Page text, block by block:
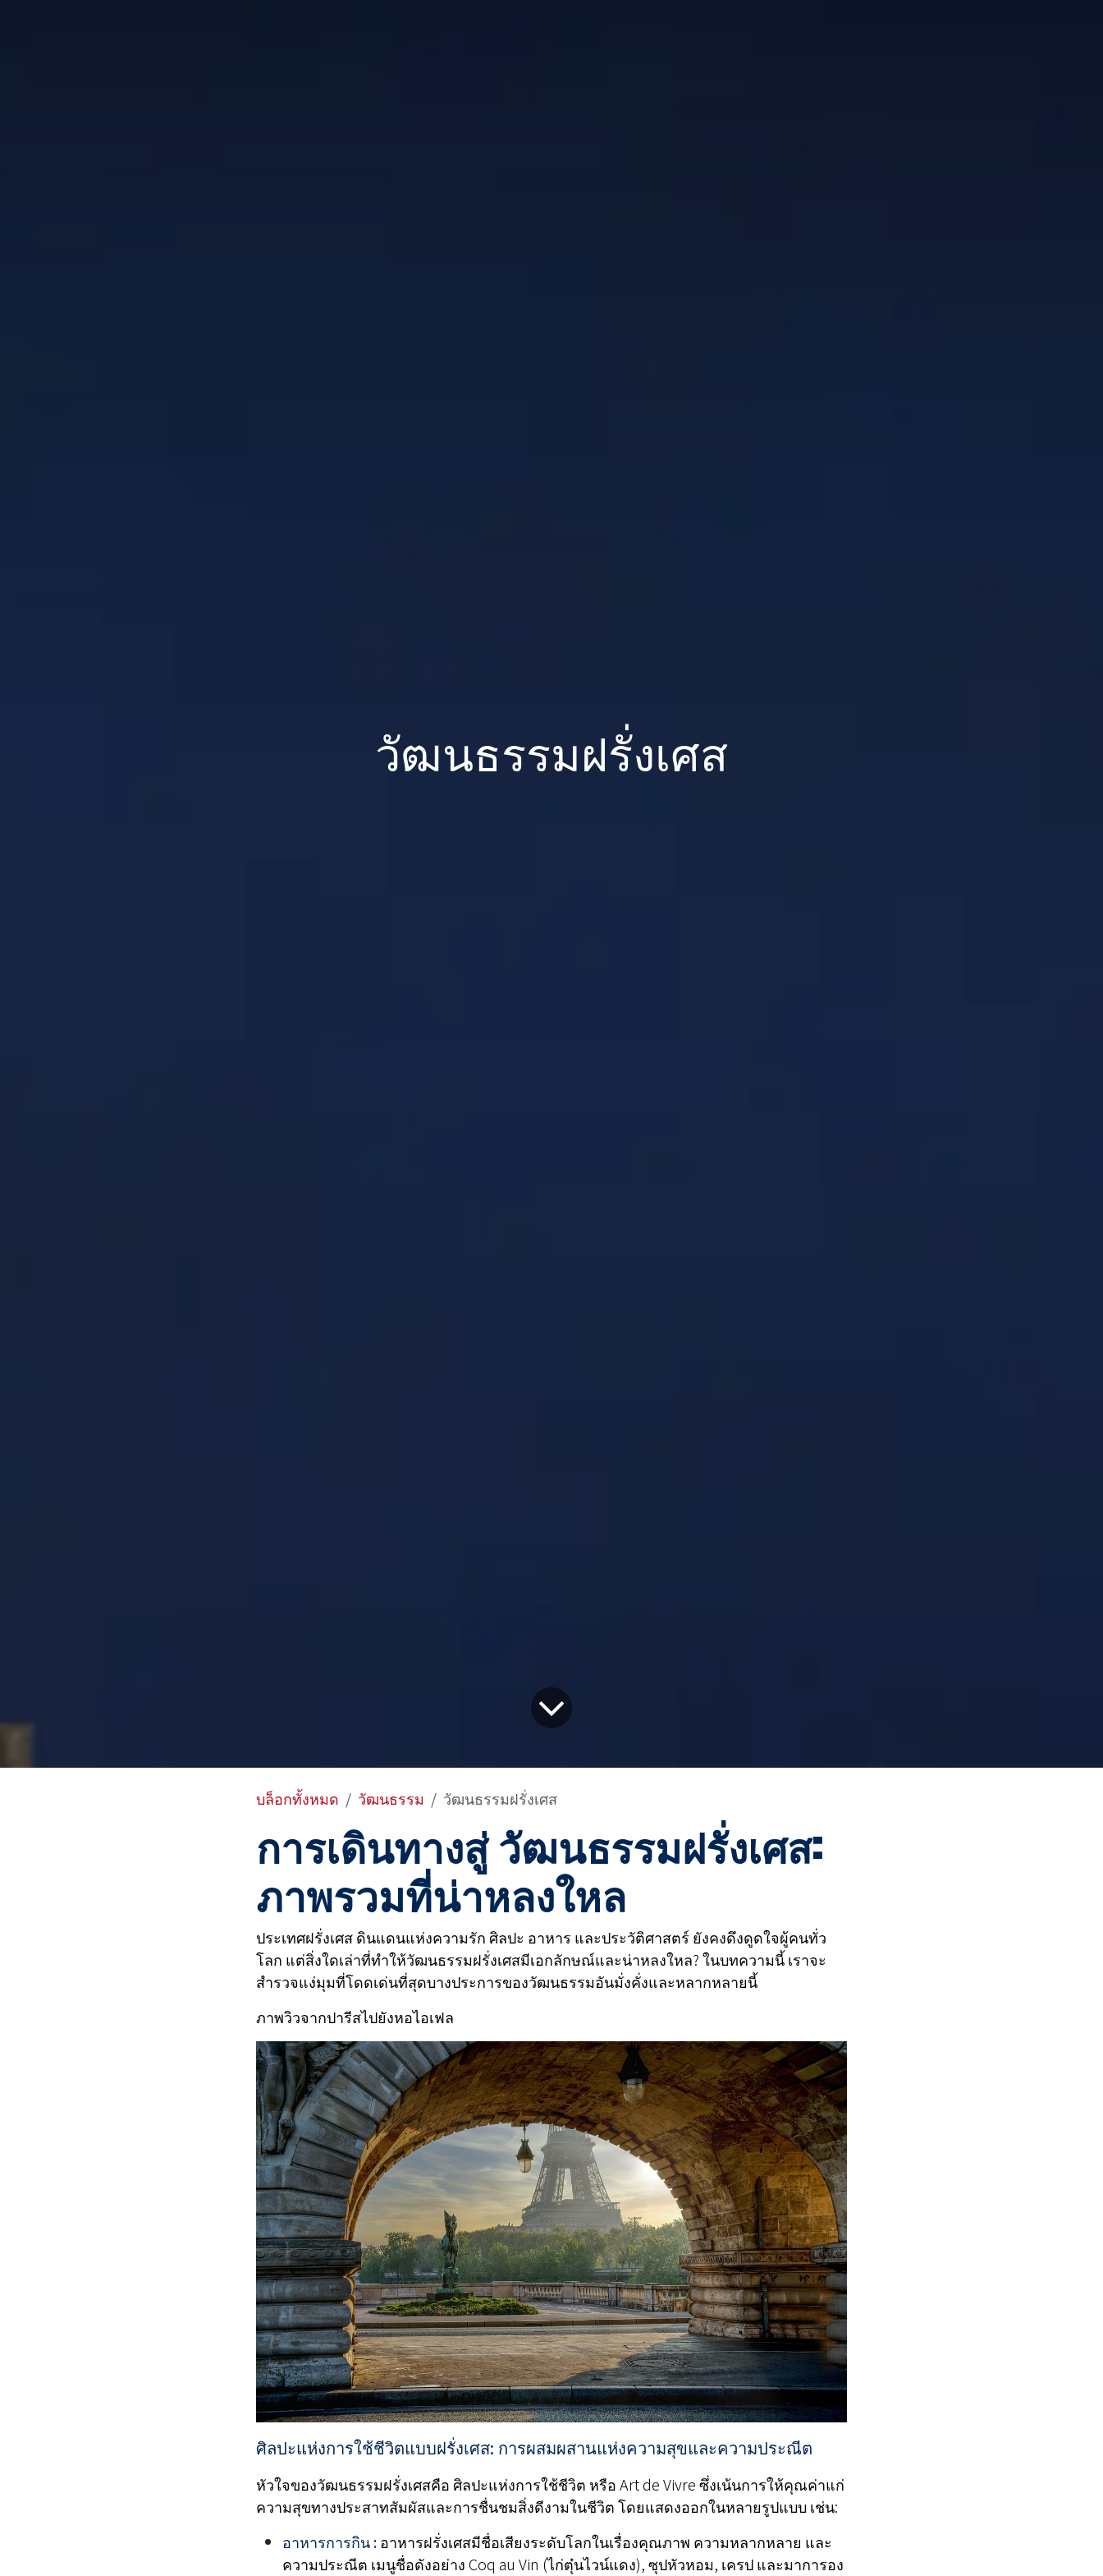
วัฒนธรรมฝรั่งเศส
บล็อกทั้งหมด วัฒนธรรม วัฒนธรรมฝรั่งเศส
การเดินทางสู่ วัฒนธรรมฝรั่งเศส:
ภาพรวมที่น่าหลงใหล
ประเทศฝรั่งเศส ดินแดนแห่งความรัก ศิลปะ อาหาร และประวัติศาสตร์ ยังคงดึงดูดใจผู้คนทั่ว
โลก แต่สิ่งใดเล่าที่ทำให้วัฒนธรรมฝรั่งเศสมีเอกลักษณ์และน่าหลงใหล? ในบทความนี้ เราจะ
สำรวจแง่มุมที่โดดเด่นที่สุดบางประการของวัฒนธรรมอันมั่งคั่งและหลากหลายนี้
ภาพวิวจากปารีสไปยังหอไอเฟล
ศิลปะแห่งการใช้ชีวิตแบบฝรั่งเศส: การผสมผสานแห่งความสุขและความประณีต
หัวใจของวัฒนธรรมฝรั่งเศสคือ ศิลปะแห่งการใช้ชีวิต หรือ Art de Vivre ซึ่งเน้นการให้คุณค่าแก่
ความสุขทางประสาทสัมผัสและการชื่นชมสิ่งดีงามในชีวิต โดยแสดงออกในหลายรูปแบบ เช่น:
อาหารการกิน :อาหารฝรั่งเศสมีชื่อเสียงระดับโลกในเรื่องคุณภาพ ความหลากหลาย และ
ความประณีต เมนูชื่อดังอย่าง Coq au Vin (ไก่ตุ๋นไวน์แดง), ซุปหัวหอม, เครป และมาการอง